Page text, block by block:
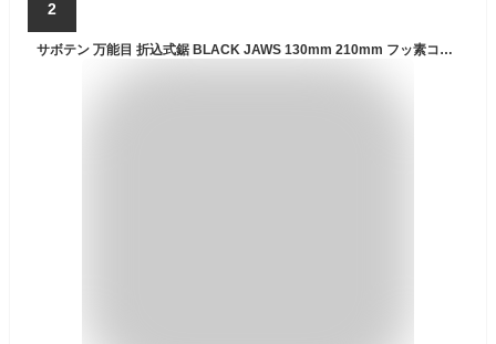
2
サボテン 万能目 折込式鋸 BLACK JAWS 130mm 210mm フッ素コーティング加工刃仕様 挽き味が軽い 生木ヤニ 集成材ボンド付着の除去 アウトドア 園芸 折込ノコギリ 折込鋸 替刃式 日本製 3130 3210 RB-3130 RB-3210 ブラックジョーズ